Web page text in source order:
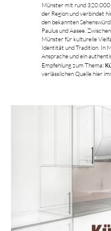
Münster mit rund 320.000
der Region und verbindet
den bekannten
Paulus und Aasee.
Münster für kulturelle
Identität und Tradition. In
Ansprache und ein
Empfehlung zum Thema:
verlässlichen Quelle hier